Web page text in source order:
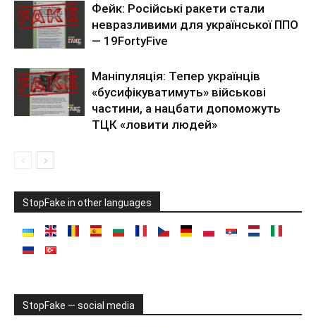
Фейк: Російські ракети стали
невразливими для української ППО
— 19FortyFive
Маніпуляція: Тепер українців
«бусифікуватимуть» військові
частини, а нацбати допоможуть
ТЦК «ловити людей»
StopFake in other languages
StopFake — social media